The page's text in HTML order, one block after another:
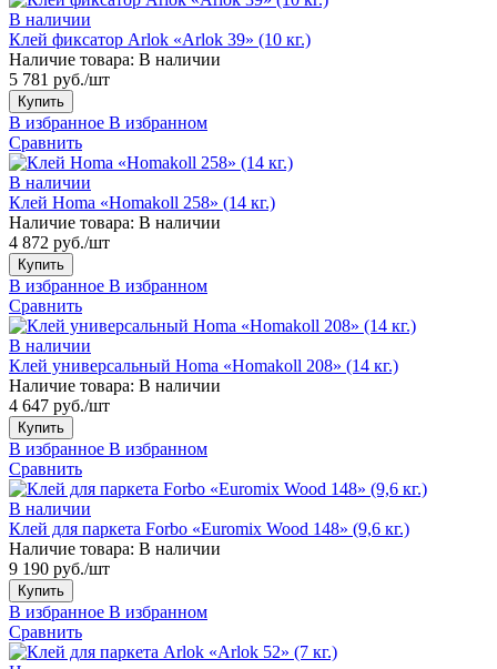
В наличии
Клей фиксатор Arlok «Arlok 39» (10 кг.)
Наличие товара: В наличии
5 781 руб./шт
Купить
В избранное В избранном
Сравнить
В наличии
Клей Homa «Homakoll 258» (14 кг.)
Наличие товара: В наличии
4 872 руб./шт
Купить
В избранное В избранном
Сравнить
В наличии
Клей универсальный Homa «Homakoll 208» (14 кг.)
Наличие товара: В наличии
4 647 руб./шт
Купить
В избранное В избранном
Сравнить
В наличии
Клей для паркета Forbo «Euromix Wood 148» (9,6 кг.)
Наличие товара: В наличии
9 190 руб./шт
Купить
В избранное В избранном
Сравнить